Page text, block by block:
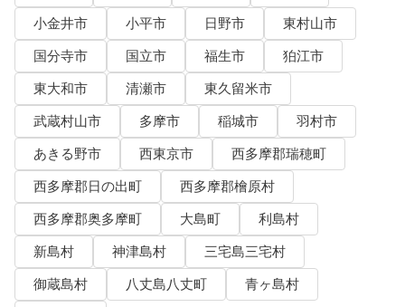
小金井市
小平市 日野市
東村山市
国分寺市
国立市 福生市
狛江市
東大和市
清瀬市
東久留米市
武蔵村山市
多摩市 稲城市
羽村市
あきる野市
西東京市
西多摩郡瑞穂町
西多摩郡日の出町
西多摩郡檜原村
西多摩郡奥多摩町
大島町
利島村
新島村
神津島村
三宅島三宅村
御蔵島村
八丈島八丈町
青ヶ島村